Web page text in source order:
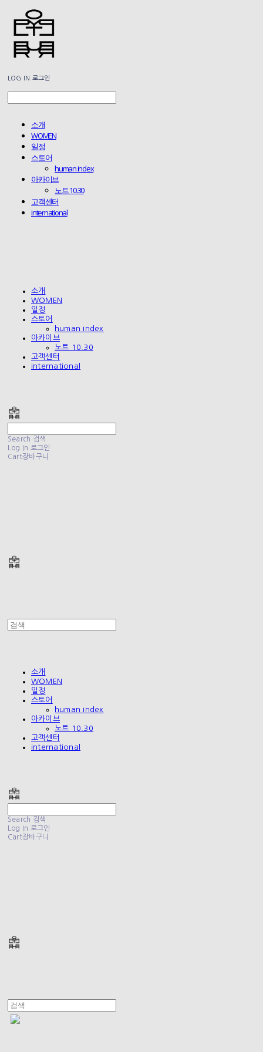
LOG IN 로그인
소개
WOMEN
일정
스토어
human index
아카이브
노트 10.30
고객센터
international
소개
WOMEN
일정
스토어
human index
아카이브
노트 10.30
고객센터
international
Search 검색
Log In 로그인
Cart장바구니
소개
WOMEN
일정
스토어
human index
아카이브
노트 10.30
고객센터
international
Search 검색
Log In 로그인
Cart장바구니